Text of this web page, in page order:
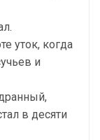
уток, когда
и
в десяти